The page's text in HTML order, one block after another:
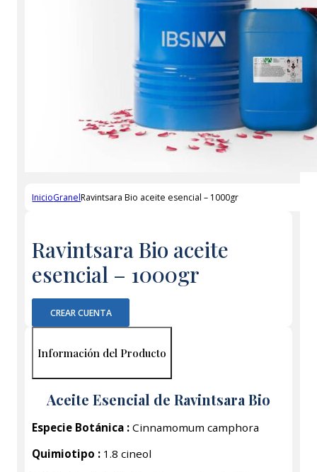
InicioGranelRavintsara Bio aceite esencial – 1000gr
Ravintsara Bio aceite
esencial – 1000gr
CREAR CUENTA
Información del Producto
Aceite Esencial de Ravintsara Bio
Especie Botánica : Cinnamomum camphora
Quimiotipo : 1.8 cineol